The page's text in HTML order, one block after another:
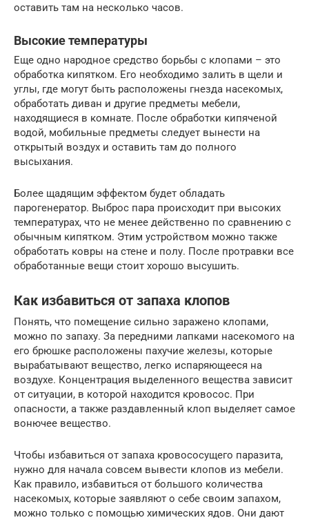
оставить там на несколько часов.
Высокие температуры
Еще одно народное средство борьбы с клопами – это
обработка кипятком. Его необходимо залить в щели и
углы, где могут быть расположены гнезда насекомых,
обработать диван и другие предметы мебели,
находящиеся в комнате. После обработки кипяченой
водой, мобильные предметы следует вынести на
открытый воздух и оставить там до полного
высыхания.
Более щадящим эффектом будет обладать
парогенератор. Выброс пара происходит при высоких
температурах, что не менее действенно по сравнению с
обычным кипятком. Этим устройством можно также
обработать ковры на стене и полу. После протравки все
обработанные вещи стоит хорошо высушить.
Как избавиться от запаха клопов
Понять, что помещение сильно заражено клопами,
можно по запаху. За передними лапками насекомого на
его брюшке расположены пахучие железы, которые
вырабатывают вещество, легко испаряющееся на
воздухе. Концентрация выделенного вещества зависит
от ситуации, в которой находится кровосос. При
опасности, а также раздавленный клоп выделяет самое
вонючее вещество.
Чтобы избавиться от запаха кровососущего паразита,
нужно для начала совсем вывести клопов из мебели.
Как правило, избавиться от большого количества
насекомых, которые заявляют о себе своим запахом,
можно только с помощью химических ядов. Они дают